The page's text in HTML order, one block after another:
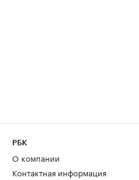
РБК
О компании
Контактная информация